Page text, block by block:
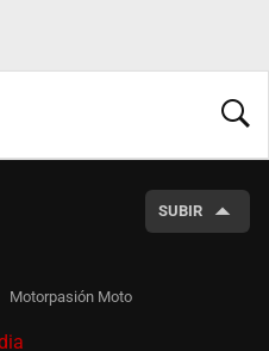
SUBIR
Motorpasión Moto